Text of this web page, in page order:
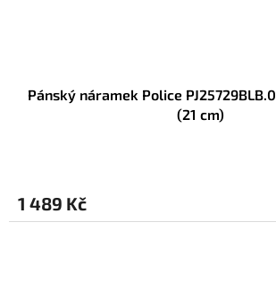
Pánský náramek Police
(21 cm)
1 489 Kč